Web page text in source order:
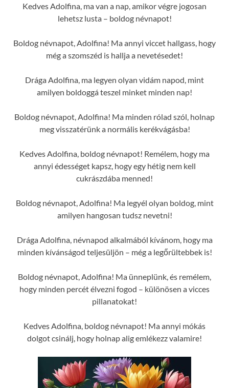
Kedves Adolfina, ma van a nap, amikor végre jogosan
lehetsz lusta – boldog névnapot!
Boldog névnapot, Adolfina! Ma annyi viccet hallgass, hogy
még a szomszéd is hallja a nevetésedet!
Drága Adolfina, ma legyen olyan vidám napod, mint
amilyen boldoggá teszel minket minden nap!
Boldog névnapot, Adolfina! Ma minden rólad szól, holnap
meg visszatérünk a normális kerékvágásba!
Kedves Adolfina, boldog névnapot! Remélem, hogy ma
annyi édességet kapsz, hogy egy hétig nem kell
cukrászdába menned!
Boldog névnapot, Adolfina! Ma legyél olyan boldog, mint
amilyen hangosan tudsz nevetni!
Drága Adolfina, névnapod alkalmából kívánom, hogy ma
minden kívánságod teljesüljön – még a legőrültebbek is!
Boldog névnapot, Adolfina! Ma ünneplünk, és remélem,
hogy minden percét élvezni fogod – különösen a vicces
pillanatokat!
Kedves Adolfina, boldog névnapot! Ma annyi mókás
dolgot csinálj, hogy holnap alig emlékezz valamire!